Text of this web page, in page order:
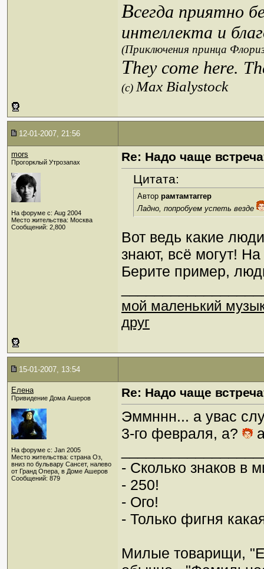
Всегда приятно
интеллекта и
(Приключения принца
They come here.
(c)Max Bialystock
12-01-2007, 21:56
mors
Прогорклый Утрозапах
На форуме с: Aug 2004
Место жительства: Москва
Сообщений: 2,800
Re: Надо чаще
Цитата:
Автор рамтамтаггер
Ладно, попробуем успеть везде
Вот ведь какие
знают, всё могут!
Берите пример,
мой маленький
друг
15-01-2007, 13:54
Елена
Привидение Дома Ашеров
На форуме с: Jan 2005
Место жительства: страна Оз,
вниз по бульвару Сансет, налево
от Гранд Опера, в Доме Ашеров
Сообщений: 879
Re: Надо чаще
Эммннн... а увас
3-го февраля, а?
- Сколько знаков в
- 250!
- Ого!
- Только фигня
Милые товарищи,